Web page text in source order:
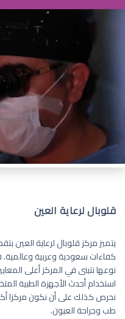
قلوبال لرعاية العين
يتميز مركز قلوبال لرعاية العين
كفاءات سعودية وعربية
نوعها نتبنى في المركز أعلى
استخدام أحدث الأجهزة الطبية
نحرص كذلك على أن نكون مركزا
طب وجراحة العيون.